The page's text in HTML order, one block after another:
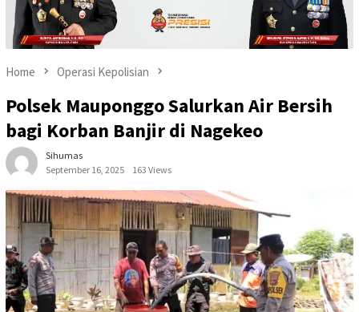
Home Operasi Kepolisian
Polsek Mauponggo Salurkan Air Bersih
bagi Korban Banjir di Nagekeo
Sihumas
September 16, 2025
163 Views